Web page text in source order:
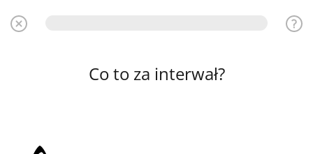
Co to za interwał?